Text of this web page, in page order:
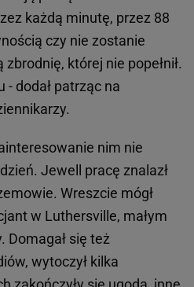
każdą minutę, przez 88
czy nie zostanie
której nie popełnił.
- dodał patrząc na
nim nie
Jewell pracę znalazł
Wreszcie mógł
w Luthersville, małym
Domagał się też
wytoczył kilka